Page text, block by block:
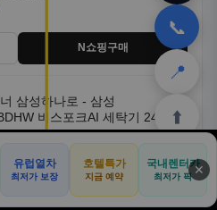
N쇼핑구매
삼성하나로 - 삼성
비스포크AI 세탁기 24kg 건
자동투입
원
🍽️
🛒
쿠팡
🎁
테무
📞
📍
⬆️
💬 🚐
기사등록
🛒
아마존
유럽열차
최저가 보장
호텔특가
지금 예약
국내렌터카
최저가 픽 ✕